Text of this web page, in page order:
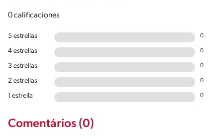
0 calificaciones
5 estrellas 0
4 estrellas 0
3 estrellas 0
2 estrellas 0
1 estrella 0
Comentários (0)